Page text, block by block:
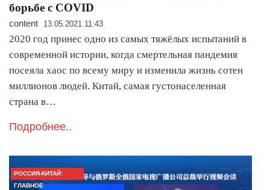
борьбе с COVID
content 13.05.2021 11:43
2020 год принес одно из самых тяжёлых испытаний в
современной истории, когда смертельная пандемия
посеяла хаос по всему миру и изменила жизнь сотен
миллионов людей. Китай, самая густонаселенная
страна в…
Подробнее..
РОССИЯ-КИТАЙ:
ГЛАВНОЕ